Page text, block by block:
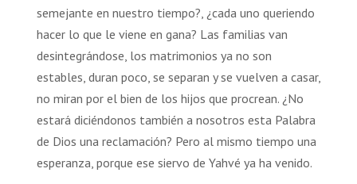
semejante en nuestro tiempo?, ¿cada uno queriendo
hacer lo que le viene en gana? Las familias van
desintegrándose, los matrimonios ya no son
estables, duran poco, se separan y se vuelven a casar,
no miran por el bien de los hijos que procrean. ¿No
estará diciéndonos también a nosotros esta Palabra
de Dios una reclamación? Pero al mismo tiempo una
esperanza, porque ese siervo de Yahvé ya ha venido.